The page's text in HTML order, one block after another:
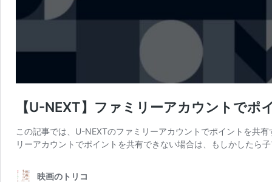
【U-NEXT】ファミリーアカウントでポ
この記事では、U-NEXTのファミリーアカウントでポイントを共
リーアカウントでポイントを共有できない場合は、もしかしたら
映画のトリコ